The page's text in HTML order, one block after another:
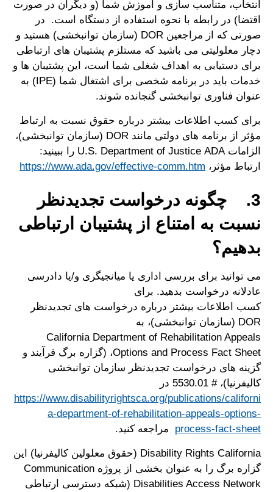
انتخاب، متناسب سازی و آموزش شما (و دیگران در صورت
اقتضا) در رابطه با نحوه استفاده از دستگاه است. در
صورتی که از مراجعین DOR (سازمان توانبخشی) هستید و
دچار معلولیتی می باشید که مستلزم پشتیبان های ارتباطی
برای دستیابی به اهداف شغلی شما است، این پشتیبان ها و
خدمات باید در برنامه شخصی برای اشتغال شما (IPE) به
عنوان فناوری توانبخشی گنجانده شوند.
برای کسب اطلاعات بیشتر درباره حقوق نسبت به ارتباط
مؤثر از برنامه های دولتی مانند DOR (سازمان توانبخشی)،
الزامات ADA ‏U.S. Department of Justice‏ را ببینید:
ارتباط مؤثر، https://www.ada.gov/effective-comm.htm
3. چگونه درخواست تجدیدنظر
نسبت به امتناع از پشتیبان ارتباطی
بدهیم؟
می توانید برای بررسی اداری یا میانجیگری و/یا دادرسی
عادلانه درخواست بدهید. برای
کسب اطلاعات بیشتر درباره درخواست های تجدیدنظر
DOR (سازمان توانبخشی)، به
California Department of Rehabilitation Appeals
Options and Process Fact Sheet، (گزاره برگ فرآیند و
گزینه های درخواست تجدیدنظر سازمان توانبخشی
کالیفرنیا)، # 5530.01 در
https://www.disabilityrightsca.org/publications/californi
a-department-of-rehabilitation-appeals-options-
process-fact-sheet مراجعه کنید.
Disability Rights California (حقوق معلولین کالیفرنیا) این
گزاره برگ را به عنوان بخشی از پروژه Communication
Disabilities Access Network (شبکه دسترسی ارتباطی